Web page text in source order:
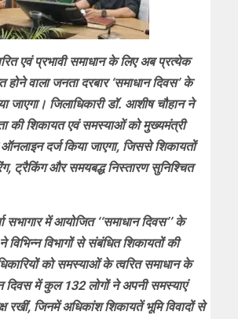
एवं प्रभावी समाधान के लिए अब प्रत्येक
होने वाला जनता दरबार ‘समाधान दिवस’ के
जाएगा। जिलाधिकारी डॉ. आशीष चौहान ने
की शिकायत एवं समस्याओं को मुख्यमंत्री
ऑनलाइन दर्ज किया जाएगा, जिससे शिकायतों
ट्रैकिंग और समयबद्ध निस्तारण सुनिश्चित
सभागार में आयोजित ‘‘समाधान दिवस’’ के
ने विभिन्न विभागों से संबंधित शिकायतों की
को समस्याओं के त्वरित समाधान के
दिवस में कुल 132 लोगों ने अपनी समस्याएं
रखीं, जिनमें अधिकांश शिकायतें भूमि विवादों से